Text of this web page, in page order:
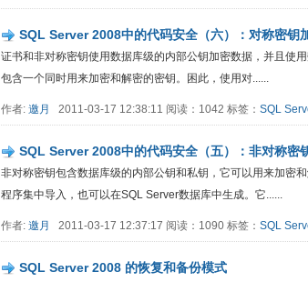
SQL Server 2008中的代码安全（六）：对称密钥
证书和非对称密钥使用数据库级的内部公钥加密数据，并且使
包含一个同时用来加密和解密的密钥。困此，使用对......
作者: 邀月 2011-03-17 12:38:11 阅读：1042 标签： SQL
SQL Server 2008中的代码安全（五）：非对称密
非对称密钥包含数据库级的内部公钥和私钥，它可以用来加密
程序集中导入，也可以在SQL Server数据库中生成。它......
作者: 邀月 2011-03-17 12:37:17 阅读：1090 标签： SQL
SQL Server 2008 的恢复和备份模式